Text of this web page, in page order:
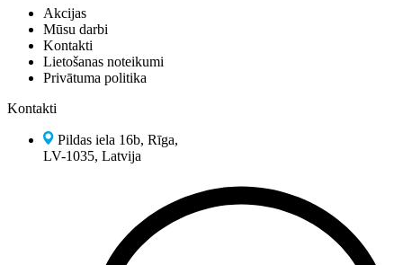
Akcijas
Mūsu darbi
Kontakti
Lietošanas noteikumi
Privātuma politika
Kontakti
Pildas iela 16b, Rīga,
LV-1035, Latvija